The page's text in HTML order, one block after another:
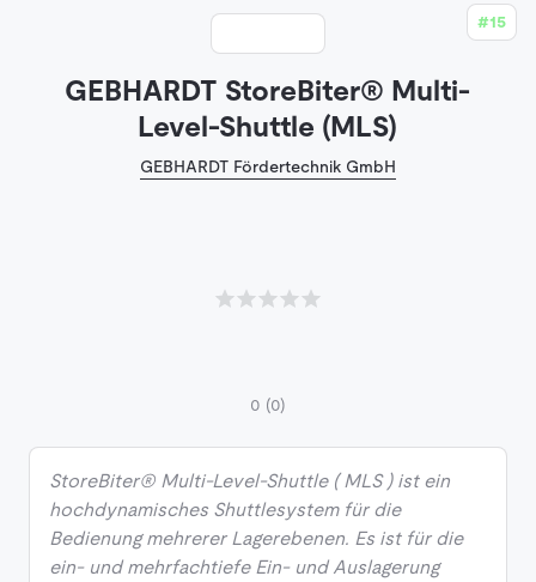
#15
GEBHARDT StoreBiter® Multi-
Level-Shuttle (MLS)
GEBHARDT Fördertechnik GmbH
0 (0)
StoreBiter® Multi-Level-Shuttle ( MLS ) ist ein
hochdynamisches Shuttlesystem für die
Bedienung mehrerer Lagerebenen. Es ist für die
ein- und mehrfachtiefe Ein- und Auslagerung